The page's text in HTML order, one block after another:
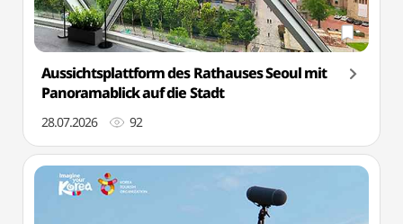
Aussichtsplattform des Rathauses Seoul mit
Panoramablick auf die Stadt
28.07.2026 92